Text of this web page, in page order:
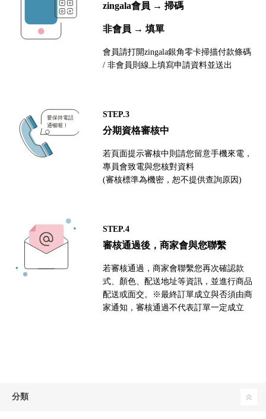
zingala會員 → 掃碼
非會員 → 填單
會員請打開zingala銀角零卡掃描付款條碼
/ 非會員則線上填寫申請資料並送出
STEP.3
分期資格審核中
若頁面提示審核中則請您留意手機來電，
專員會致電與您核對資料
(審核標準為機密，恕不提供查詢原因)
STEP.4
審核通過後，商家會與您聯繫
若審核通過，商家會聯繫您再次確認款
式、顏色、配送地址等資訊，並進行商品
配送或面交。※最終訂單成立與否須由商
家通知，審核通過不代表訂單一定成立
分類